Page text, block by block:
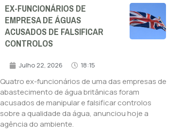
EX-FUNCIONÁRIOS DE
EMPRESA DE ÁGUAS
ACUSADOS DE FALSIFICAR
CONTROLOS
Julho 22, 2026 18:15
Quatro ex-funcionários de uma das empresas de
abastecimento de água britânicas foram
acusados de manipular e falsificar controlos
sobre a qualidade da água, anunciou hoje a
agência do ambiente.